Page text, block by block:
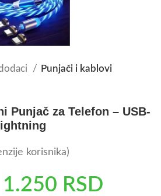
Punjači i kablovi
Punjač za Telefon – USB-
korisnika)
1.250 RSD